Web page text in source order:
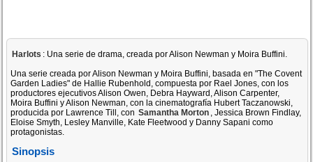
Harlots : Una serie de drama, creada por Alison Newman y Moira Buffini.
Una serie creada por Alison Newman y Moira Buffini, basada en "The Covent
Garden Ladies" de Hallie Rubenhold, compuesta por Rael Jones, con los
productores ejecutivos Alison Owen, Debra Hayward, Alison Carpenter,
Moira Buffini y Alison Newman, con la cinematografía Hubert Taczanowski,
producida por Lawrence Till, con Samantha Morton , Jessica Brown Findlay,
Eloise Smyth, Lesley Manville, Kate Fleetwood y Danny Sapani como
protagonistas.
Sinopsis